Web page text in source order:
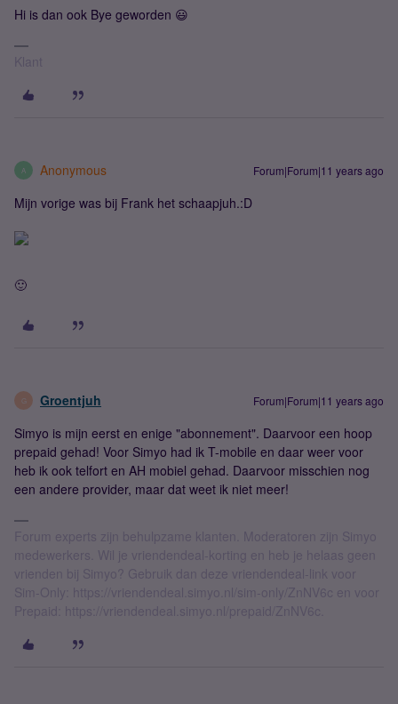
Hi is dan ook Bye geworden 😃
Klant
A Anonymous Forum|Forum|11 years ago
Mijn vorige was bij Frank het schaapjuh.:D
🙂
G Groentjuh Forum|Forum|11 years ago
Simyo is mijn eerst en enige "abonnement". Daarvoor een hoop
prepaid gehad! Voor Simyo had ik T-mobile en daar weer voor
heb ik ook telfort en AH mobiel gehad. Daarvoor misschien nog
een andere provider, maar dat weet ik niet meer!
Forum experts zijn behulpzame klanten. Moderatoren zijn Simyo
medewerkers. Wil je vriendendeal-korting en heb je helaas geen
vrienden bij Simyo? Gebruik dan deze vriendendeal-link voor
Sim-Only: https://vriendendeal.simyo.nl/sim-only/ZnNV6c en voor
Prepaid: https://vriendendeal.simyo.nl/prepaid/ZnNV6c.